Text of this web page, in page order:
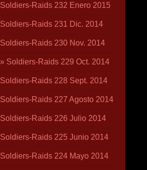
Soldiers-Raids 232 Enero 2015
Soldiers-Raids 231 Dic. 2014
Soldiers-Raids 230 Nov. 2014
Soldiers-Raids 229 Oct. 2014
Soldiers-Raids 228 Sept. 2014
Soldiers-Raids 227 Agosto 2014
Soldiers-Raids 226 Julio 2014
Soldiers-Raids 225 Junio 2014
Soldiers-Raids 224 Mayo 2014